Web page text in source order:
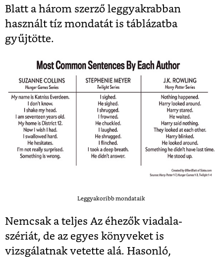
Blatt a három szerző leggyakrabban
használt tíz mondatát is táblázatba
gyűjtötte.
Leggyakoribb mondataik
Nemcsak a teljes Az éhezők viadala-
szériát, de az egyes könyveket is
vizsgálatnak vetette alá. Hasonló,